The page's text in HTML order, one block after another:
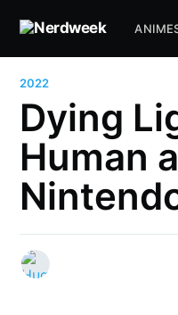
2022
Dying
Human